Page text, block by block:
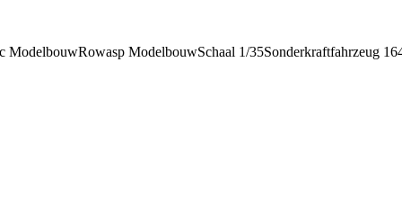
ModelbouwRowasp ModelbouwSchaal 1/35Sonderkraftfahrzeug